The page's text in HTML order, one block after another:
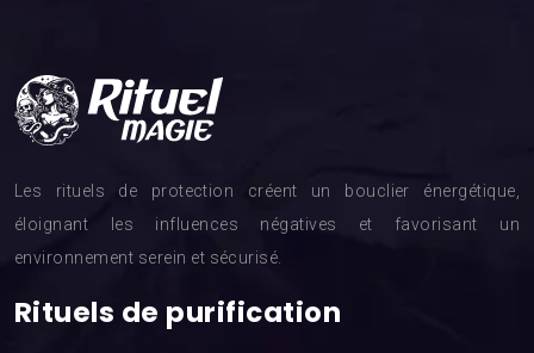
Les rituels de protection créent un bouclier énergétique,
éloignant les influences négatives et favorisant un
environnement serein et sécurisé.
Rituels de purification